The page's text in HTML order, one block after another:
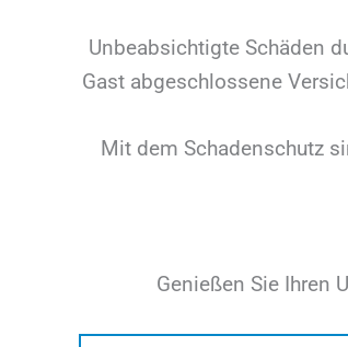
Unbeabsichtigte Schäden
Gast abgeschlossene
Mit dem Schadenschutz
Genießen Sie Ihren